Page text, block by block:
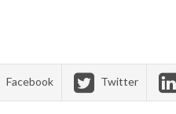
Facebook Twitter